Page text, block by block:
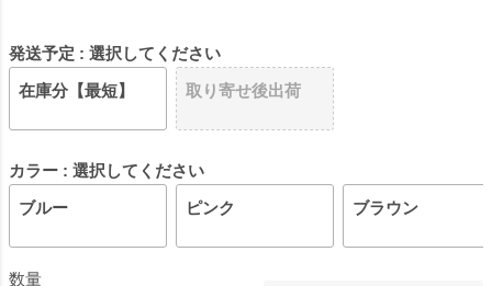
発送予定
選択してください
在庫分【最短】
取り寄せ後出荷
カラー
選択してください
ブルー
ピンク ブラウン